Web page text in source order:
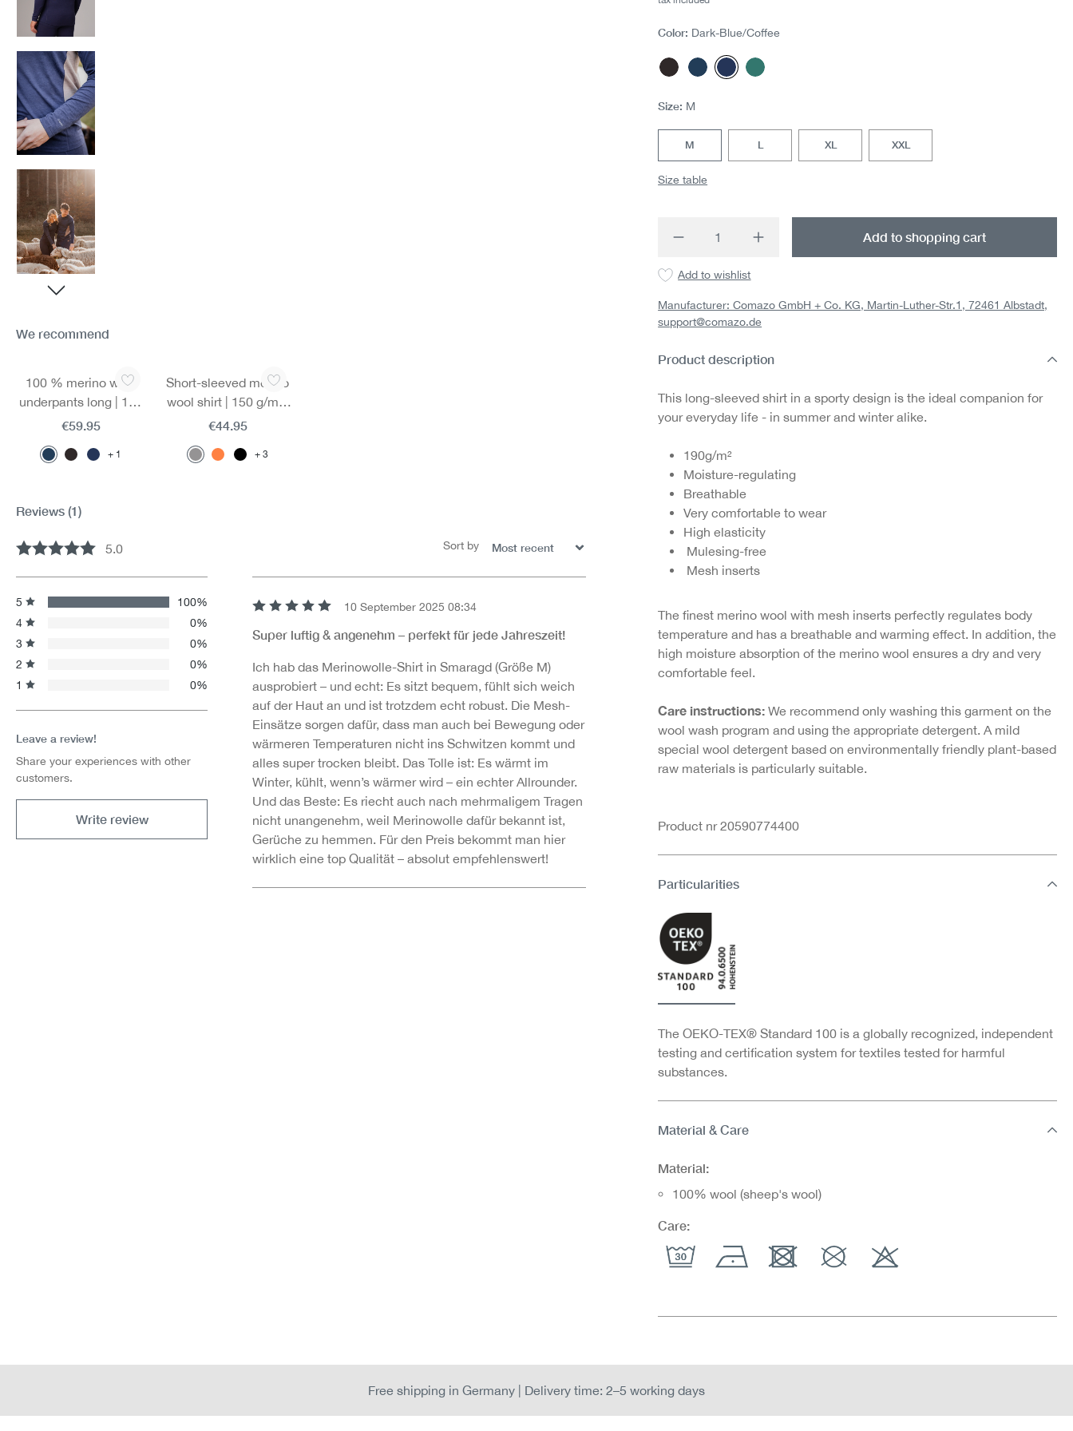
Color: Dark-Blue/Coffee
Dark grey / Merlot
Navy
(This option is currently unavailable.)
Dark-Blue/Coffee
Smaragd/Light Green
Size: M
M L XL XXL
Size table
Product Quantity: Enter the desired amount
Add to shopping cart
Add to wishlist
Manufacturer: Comazo GmbH + Co. KG, Martin-Luther-Str.1, 72461 Albstadt,
support@comazo.de
Product description
This long-sleeved shirt in a sporty design is the ideal companion for
your everyday life - in summer and winter alike.
190g/m²
Moisture-regulating
Breathable
Very comfortable to wear
High elasticity
Mulesing-free
Mesh inserts
The finest merino wool with mesh inserts perfectly regulates body
temperature and has a breathable and warming effect. In addition, the
high moisture absorption of the merino wool ensures a dry and very
comfortable feel.
Care instructions: We recommend only washing this garment on the
wool wash program and using the appropriate detergent. A mild
special wool detergent based on environmentally friendly plant-based
raw materials is particularly suitable.
Product nr 20590774400
Particularities
The OEKO-TEX® Standard 100 is a globally recognized, independent
testing and certification system for textiles tested for harmful
substances.
Material & Care
Material:
100% wool (sheep's wool)
Care:
We recommend
100 % merino wool
underpants long | 190
g/m² | Excellent sweat
to integrated mesh
1
€59.95
Short-sleeved merino
wool shirt | 150 g/m² |
Extremely light on the
3
€44.95
Reviews (1)
Average rating of 5 out of 5 stars
5.0 Sort by
5
100%
4
0%
3
0%
2
0%
1
0%
Leave a review!
Share your experiences with other
customers.
Write review
10 September 2025 08:34
Super luftig & angenehm – perfekt für jede Jahreszeit!
Ich hab das Merinowolle-Shirt in Smaragd (Größe M)
ausprobiert – und echt: Es sitzt bequem, fühlt sich weich
auf der Haut an und ist trotzdem echt robust. Die Mesh-
Einsätze sorgen dafür, dass man auch bei Bewegung oder
wärmeren Temperaturen nicht ins Schwitzen kommt und
alles super trocken bleibt. Das Tolle ist: Es wärmt im
Winter, kühlt, wenn’s wärmer wird – ein echter Allrounder.
Und das Beste: Es riecht auch nach mehrmaligem Tragen
nicht unangenehm, weil Merinowolle dafür bekannt ist,
Gerüche zu hemmen. Für den Preis bekommt man hier
wirklich eine top Qualität – absolut empfehlenswert!
Free shipping in Germany | Delivery time: 2–5 working days